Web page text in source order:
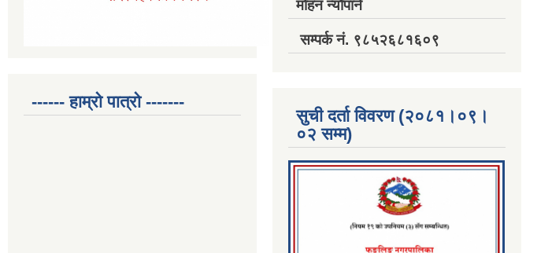
------ हाम्रो पात्रो -------
मोहन न्यौपाने
सम्पर्क नं. ९८५२६८१६०९
सुची दर्ता विवरण (२०८१।०९।
०२ सम्म)